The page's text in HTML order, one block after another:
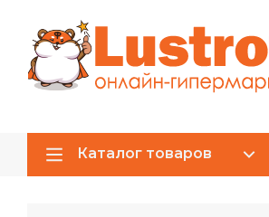
Каталог товаров